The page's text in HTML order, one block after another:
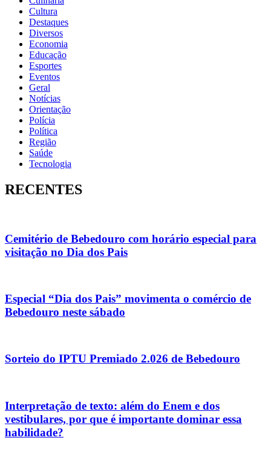
Cultura
Destaques
Diversos
Economia
Educação
Esportes
Eventos
Geral
Notícias
Orientação
Polícia
Política
Região
Saúde
Tecnologia
RECENTES
Cemitério de Bebedouro com horário especial para
visitação no Dia dos Pais
Especial “Dia dos Pais” movimenta o comércio de
Bebedouro neste sábado
Sorteio do IPTU Premiado 2.026 de Bebedouro
Interpretação de texto: além do Enem e dos
vestibulares, por que é importante dominar essa
habilidade?